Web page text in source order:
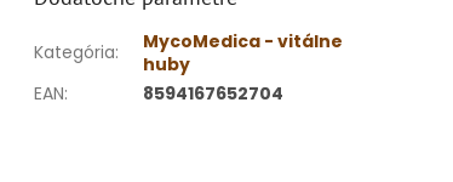
Kategória:
MycoMedica - vitálne
huby
EAN: 8594167652704